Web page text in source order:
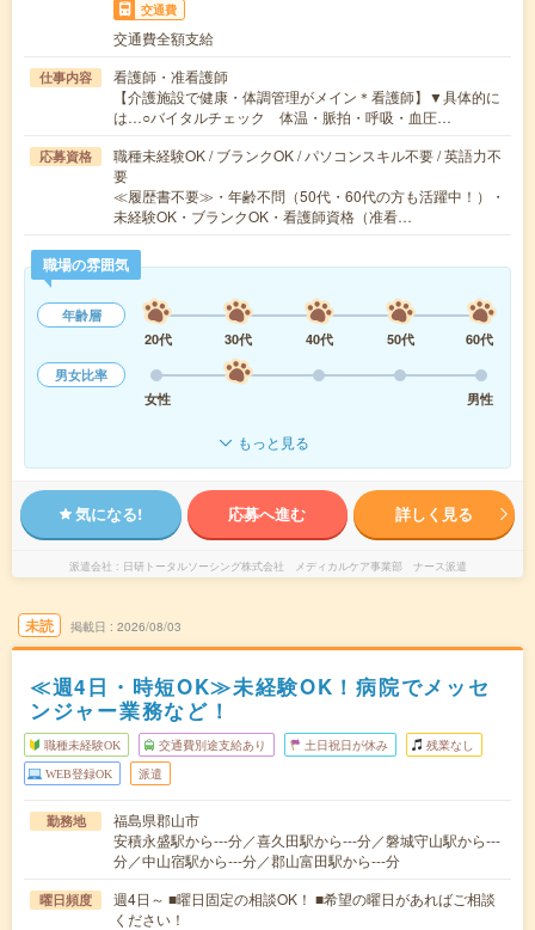
交通費
交通費全額支給
仕事内容
看護師・准看護師
【介護施設で健康・体調管理がメイン＊看護師】▼具体的に
は…○バイタルチェック 体温・脈拍・呼吸・血圧…
応募資格
職種未経験OK / ブランクOK / パソコンスキル不要 / 英語力不
要
≪履歴書不要≫・年齢不問（50代・60代の方も活躍中！）・
未経験OK・ブランクOK・看護師資格（准看…
職場の雰囲気
年齢層
20代
30代 40代 50代
60代
男女比率
女性
男性
もっと見る
気になる! 応募へ進む 詳しく見る
派遣会社 日研トータルソーシング株式会社 メディカルケア事業部 ナース派遣
未読 掲載日 2026/08/03
≪週4日・時短OK≫未経験OK！病院でメッセ
ンジャー業務など！
職種未経験OK 交通費別途支給あり 土日祝日が休み 残業なし
WEB登録OK 派遣
勤務地
福島県郡山市
安積永盛駅から---分／喜久田駅から---分／磐城守山駅から---
分／中山宿駅から---分／郡山富田駅から---分
曜日頻度
週4日～ ■曜日固定の相談OK！ ■希望の曜日があればご相談
ください！